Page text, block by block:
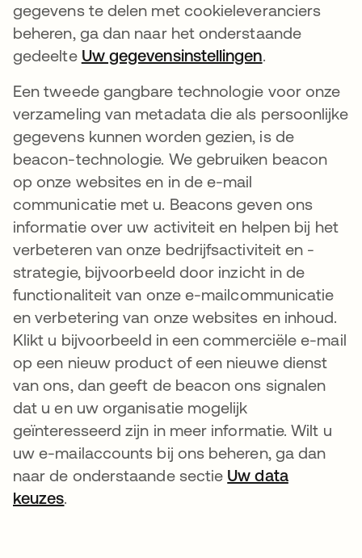
gegevens te delen met cookieleveranciers
beheren, ga dan naar het onderstaande
gedeelte Uw gegevensinstellingen.
Een tweede gangbare technologie voor onze
verzameling van metadata die als persoonlijke
gegevens kunnen worden gezien, is de
beacon-technologie. We gebruiken beacon
op onze websites en in de e-mail
communicatie met u. Beacons geven ons
informatie over uw activiteit en helpen bij het
verbeteren van onze bedrijfsactiviteit en -
strategie, bijvoorbeeld door inzicht in de
functionaliteit van onze e-mailcommunicatie
en verbetering van onze websites en inhoud.
Klikt u bijvoorbeeld in een commerciële e-mail
op een nieuw product of een nieuwe dienst
van ons, dan geeft de beacon ons signalen
dat u en uw organisatie mogelijk
geïnteresseerd zijn in meer informatie. Wilt u
uw e-mailaccounts bij ons beheren, ga dan
naar de onderstaande sectie Uw data
keuzes.